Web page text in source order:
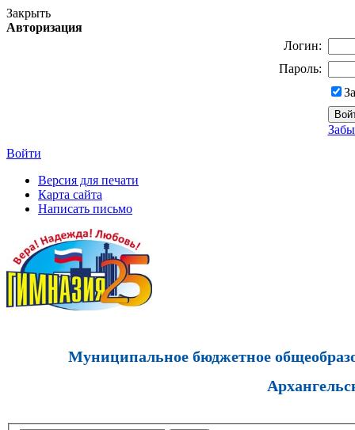
Закрыть
Авторизация
Логин:
Пароль:
Войти
Версия для печати
Карта сайта
Написать письмо
Муниципальное бюджетное